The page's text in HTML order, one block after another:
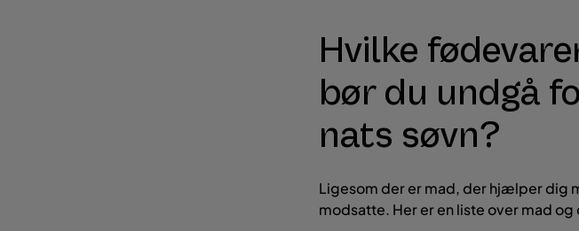
Hvilke
bør du undgå
nats søvn?
Ligesom der er mad, der hjælper dig
modsatte. Her er en liste over mad